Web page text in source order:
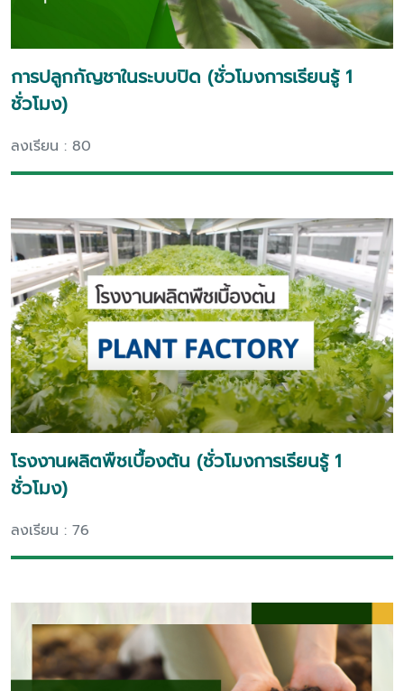
การปลูกกัญชาในระบบปิด (ชั่วโมงการเรียนรู้ 1
ชั่วโมง)
ลงเรียน : 80
โรงงานผลิตพืชเบื้องต้น (ชั่วโมงการเรียนรู้ 1
ชั่วโมง)
ลงเรียน : 76